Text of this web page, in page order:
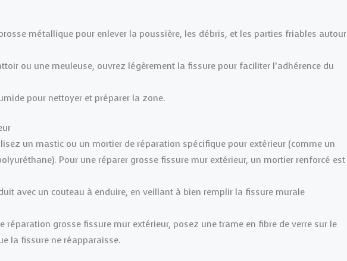
métallique pour enlever la poussière, les débris, et les parties friables autour
ou une meuleuse, ouvrez légèrement la fissure pour faciliter l’adhérence du
pour nettoyer et préparer la zone.
un mastic ou un mortier de réparation spécifique pour extérieur (comme un
Pour une réparer grosse fissure mur extérieur, un mortier renforcé est
avec un couteau à enduire, en veillant à bien remplir la fissure murale
réparation grosse fissure mur extérieur, posez une trame en fibre de verre sur le
la fissure ne réapparaisse.